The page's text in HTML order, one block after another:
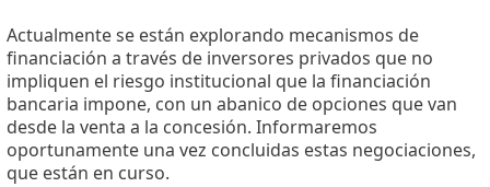
Actualmente se están explorando mecanismos de
financiación a través de inversores privados que no
impliquen el riesgo institucional que la financiación
bancaria impone, con un abanico de opciones que van
desde la venta a la concesión. Informaremos
oportunamente una vez concluidas estas negociaciones,
que están en curso.